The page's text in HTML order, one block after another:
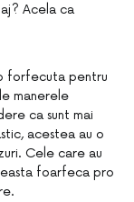
Acela ca
forfecuta pentru
manerele
ca sunt mai
acestea au o
Cele care au
foarfeca pro